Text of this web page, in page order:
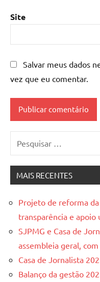
Site
Salvar meus dados
vez que eu comentar.
MAIS RECENTES
Projeto de reforma da
transparência e apoio
SJPMG e Casa de
assembleia geral,
Casa de Jornalista
Balanço da gestão